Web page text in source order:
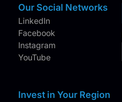
Our Social Networks
LinkedIn
Facebook
Instagram
YouTube
Invest in Your Region